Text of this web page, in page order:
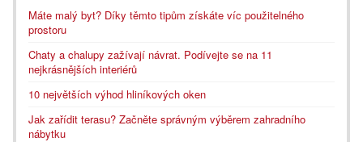
Máte malý byt? Díky těmto tipům získáte víc použitelného
prostoru
Chaty a chalupy zažívají návrat. Podívejte se na 11
nejkrásnějších interiérů
10 největších výhod hliníkových oken
Jak zařídit terasu? Začněte správným výběrem zahradního
nábytku